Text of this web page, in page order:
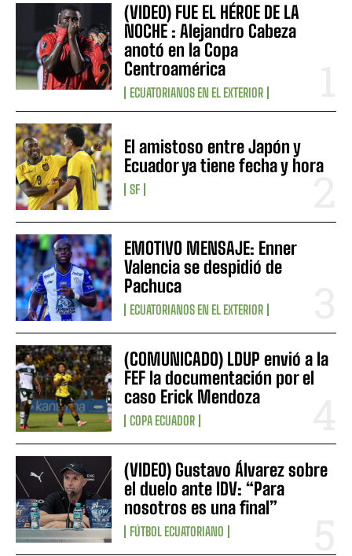
(VIDEO) FUE EL HÉROE DE LA
NOCHE : Alejandro Cabeza
anotó en la Copa
Centroamérica
ECUATORIANOS EN EL EXTERIOR
El amistoso entre Japón y
Ecuador ya tiene fecha y hora
SF
EMOTIVO MENSAJE: Enner
Valencia se despidió de
Pachuca
ECUATORIANOS EN EL EXTERIOR
(COMUNICADO) LDUP envió a la
FEF la documentación por el
caso Erick Mendoza
COPA ECUADOR
(VIDEO) Gustavo Álvarez sobre
el duelo ante IDV: “Para
nosotros es una final”
FÚTBOL ECUATORIANO